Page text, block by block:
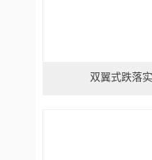
双翼式跌落